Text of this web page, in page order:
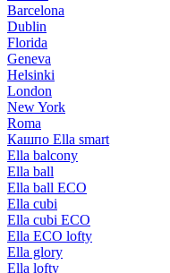
Barcelona
Dublin
Florida
Geneva
Helsinki
London
New York
Roma
Кашпо Ella smart
Ella balcony
Ella ball
Ella ball ECO
Ella cubi
Ella cubi ECO
Ella ECO lofty
Ella glory
Ella lofty